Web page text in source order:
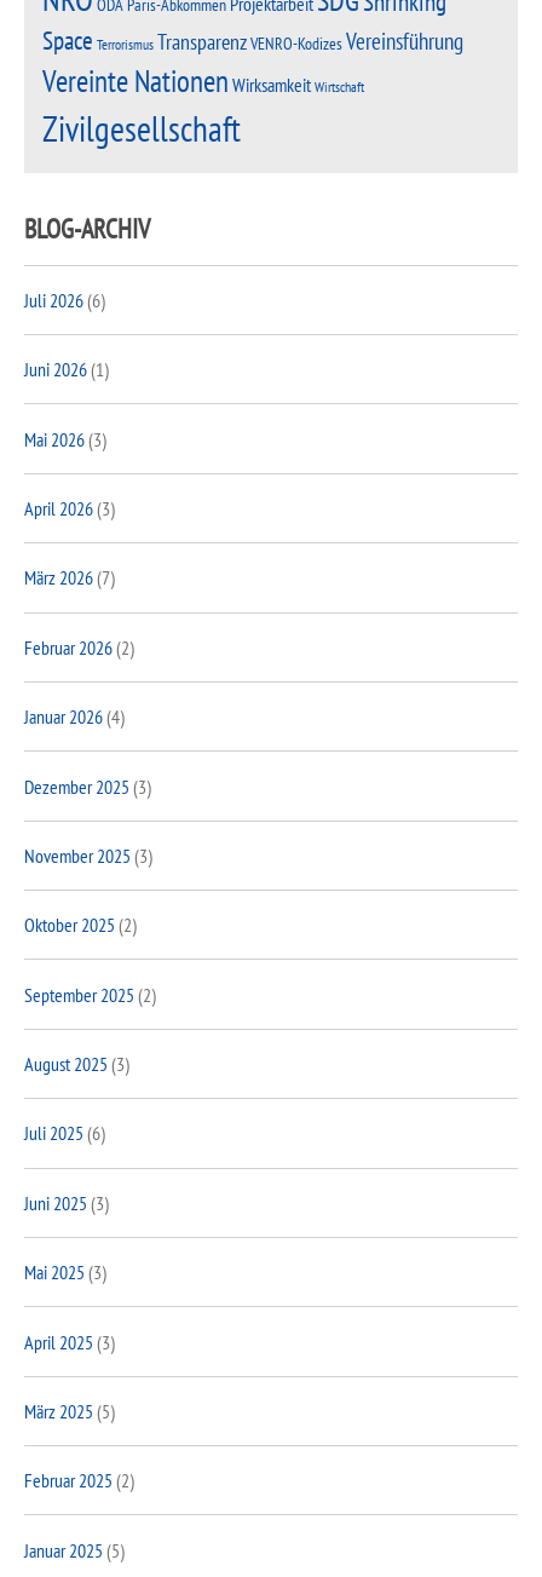
ODA
Space TerrorismusTransparenzVENRO-KodizesVereinsführung
Vereinte Nationen Wirksamkeit Wirtschaft
Zivilgesellschaft
BLOG-ARCHIV
Juli 2026(6)
Juni 2026(1)
Mai 2026(3)
April 2026(3)
März 2026(7)
Februar 2026(2)
Januar 2026(4)
Dezember 2025 (3)
November 2025 (3)
Oktober 2025 (2)
September 2025 (2)
August 2025 (3)
Juli 2025 (6)
Juni 2025 (3)
Mai 2025 (3)
April 2025 (3)
März 2025 (5)
Februar 2025 (2)
Januar 2025 (5)